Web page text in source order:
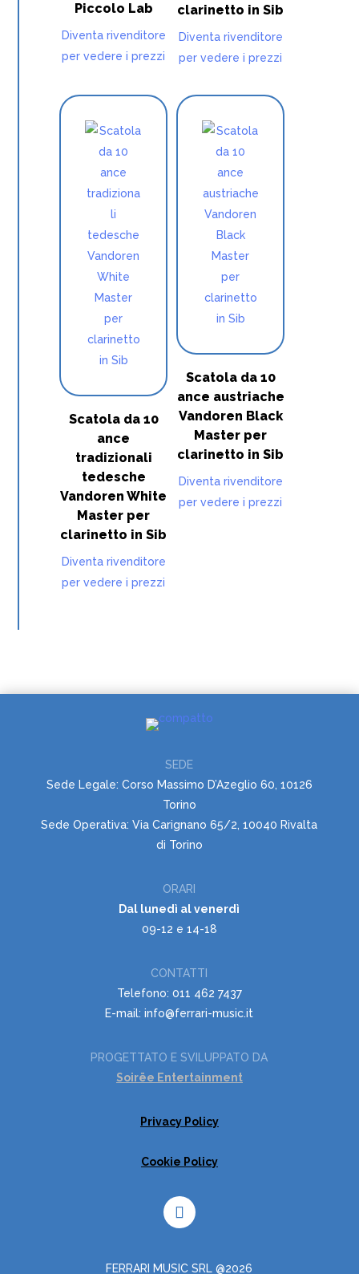
Piccolo Lab
Diventa rivenditore
per vedere i prezzi
clarinetto in Sib
Diventa rivenditore
per vedere i prezzi
Scatola da 10
ance
tradizionali
tedesche
Vandoren White
Master per
clarinetto in Sib
Diventa rivenditore
per vedere i prezzi
Scatola da 10
ance austriache
Vandoren Black
Master per
clarinetto in Sib
Diventa rivenditore
per vedere i prezzi
SEDE
Sede Legale: Corso Massimo D’Azeglio 60, 10126
Torino
Sede Operativa: Via Carignano 65/2, 10040 Rivalta
di Torino
ORARI
Dal lunedì al venerdì
09-12 e 14-18
CONTATTI
Telefono: 011 462 7437
E-mail: info@ferrari-music.it
PROGETTATO E SVILUPPATO DA
Soirëe Entertainment
Privacy Policy
Cookie Policy
FERRARI MUSIC SRL @2026